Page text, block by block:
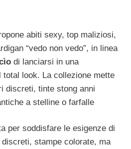
abiti sexy, top maliziosi,
“vedo non vedo”, in linea
di lanciarsi in una
total look. La collezione mette
discreti, tinte stong anni
a stelline o farfalle
per soddisfare le esigenze di
stampe colorate, ma